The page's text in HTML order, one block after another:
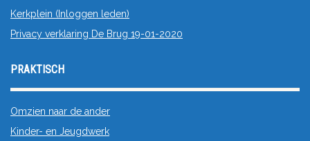
Kerkplein (Inloggen leden)
Privacy verklaring De Brug 19-01-2020
PRAKTISCH
Omzien naar de ander
Kinder- en Jeugdwerk